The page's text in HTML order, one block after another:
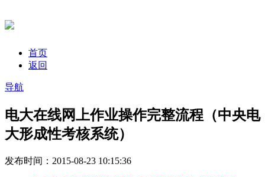
首页
返回
导航
电大在线网上作业操作完整流程（中央电
大形成性考核系统）
发布时间：2015-08-23 10:15:36